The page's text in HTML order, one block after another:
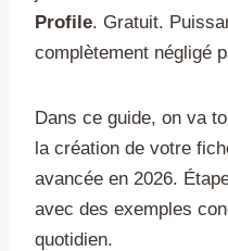
Profile. Gratuit.
complètement négligé
Dans ce guide, on va
la création de votre
avancée en 2026.
avec des exemples
quotidien.